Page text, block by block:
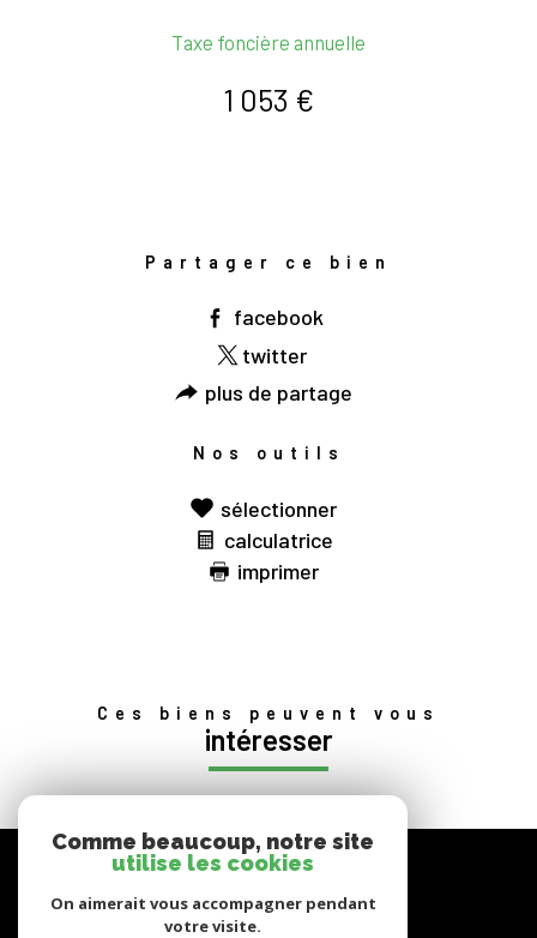
Taxe foncière annuelle
1 053 €
Partager ce bien
facebook
twitter
plus de partage
Nos outils
sélectionner
calculatrice
imprimer
Ces biens peuvent vous
intéresser
nous
suivre
Comme beaucoup, notre site
utilise les cookies
On aimerait vous accompagner pendant
votre visite.